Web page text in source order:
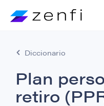
Diccionario
Plan
retiro